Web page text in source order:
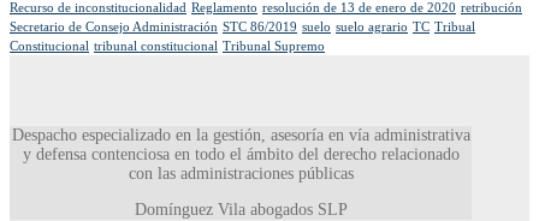
Recurso de inconstitucionalidad Reglamento resolución de 13 de enero de 2020 retribución
Secretario de Consejo Administración STC 86/2019 suelo suelo agrario TC Tribual
Constitucional tribunal constitucional Tribunal Supremo
Despacho especializado en la gestión, asesoría en vía administrativa
y defensa contenciosa en todo el ámbito del derecho relacionado
con las administraciones públicas
Domínguez Vila abogados SLP